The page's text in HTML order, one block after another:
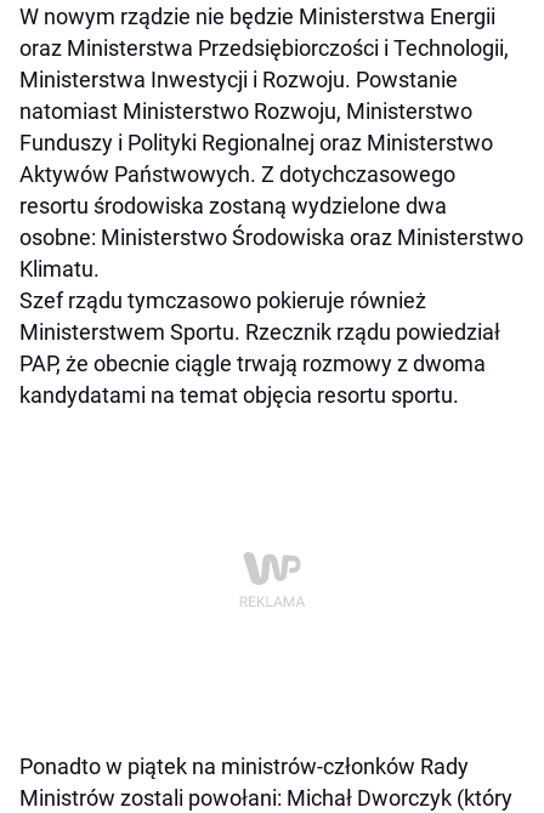
W nowym rządzie nie będzie Ministerstwa Energii
oraz Ministerstwa Przedsiębiorczości i Technologii,
Ministerstwa Inwestycji i Rozwoju. Powstanie
natomiast Ministerstwo Rozwoju, Ministerstwo
Funduszy i Polityki Regionalnej oraz Ministerstwo
Aktywów Państwowych. Z dotychczasowego
resortu środowiska zostaną wydzielone dwa
osobne: Ministerstwo Środowiska oraz Ministerstwo
Klimatu.
Szef rządu tymczasowo pokieruje również
Ministerstwem Sportu. Rzecznik rządu powiedział
PAP, że obecnie ciągle trwają rozmowy z dwoma
kandydatami na temat objęcia resortu sportu.
Ponadto w piątek na ministrów-członków Rady
Ministrów zostali powołani: Michał Dworczyk (który